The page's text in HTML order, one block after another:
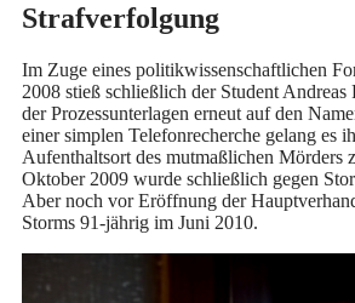
Strafverfolgung
Im Zuge eines politikwissenschaftlichen
2008 stieß schließlich der Student Andreas
der Prozessunterlagen erneut auf den
einer simplen Telefonrecherche gelang es
Aufenthaltsort des mutmaßlichen Mörders
Oktober 2009 wurde schließlich gegen
Aber noch vor Eröffnung der
Storms 91-jährig im Juni 2010.